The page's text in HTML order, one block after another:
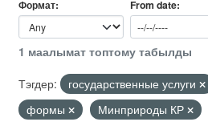
Формат From date
1 маалымат топтому табылды
Тэгдер:
государственные услуги
формы
Минприроды КР